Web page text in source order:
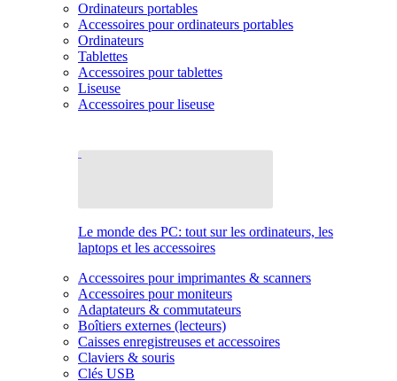
Ordinateurs portables
Accessoires pour ordinateurs portables
Ordinateurs
Tablettes
Accessoires pour tablettes
Liseuse
Accessoires pour liseuse
Le monde des PC: tout sur les ordinateurs, les
laptops et les accessoires
Accessoires pour imprimantes & scanners
Accessoires pour moniteurs
Adaptateurs & commutateurs
Boîtiers externes (lecteurs)
Caisses enregistreuses et accessoires
Claviers & souris
Clés USB